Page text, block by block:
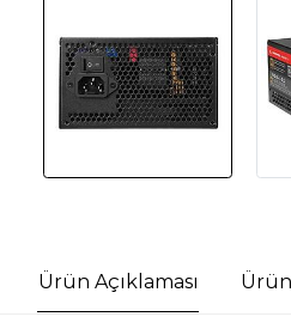
Ürün Açıklaması